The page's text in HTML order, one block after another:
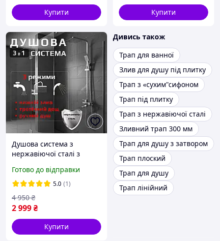
Купити Купити
Душова система з
нержавіючої сталі з
ручним душем, душова
система зі змішувачем
Готово до відправки
5.0 (1)
2 999₴
4 950 ₴
Купити
Дивись також
Трап для ванної
Злив для душу під плитку
Трап з «сухим"сифоном
Трап під плитку
Трап з нержавіючої сталі
Зливний трап 300 мм
Трап для душу з затвором
Трап плоский
Трап для душу
Трап лінійний